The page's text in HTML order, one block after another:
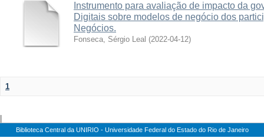
Instrumento para avaliação de impacto da
Digitais sobre modelos de negócio dos
Negócios.
Fonseca, Sérgio Leal (2022-04-12)
1
Biblioteca Central da UNIRIO - Universidade Federal do Estado do Rio de Janeiro